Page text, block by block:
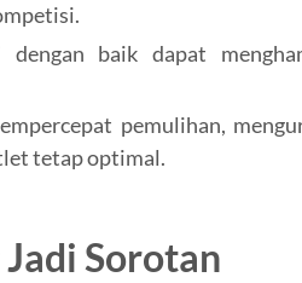
baik dapat
pemulihan,
tetap optimal.
Sorotan